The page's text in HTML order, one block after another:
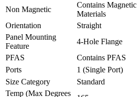
Non Magnetic
Contains Magnetic
Materials
Orientation
Straight
Panel Mounting
Feature
4-Hole Flange
PFAS
Contains PFAS
Ports
1 (Single Port)
Size Category
Standard
Temp (Max Degrees